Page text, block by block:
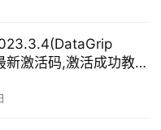
激活码,激活成功教程